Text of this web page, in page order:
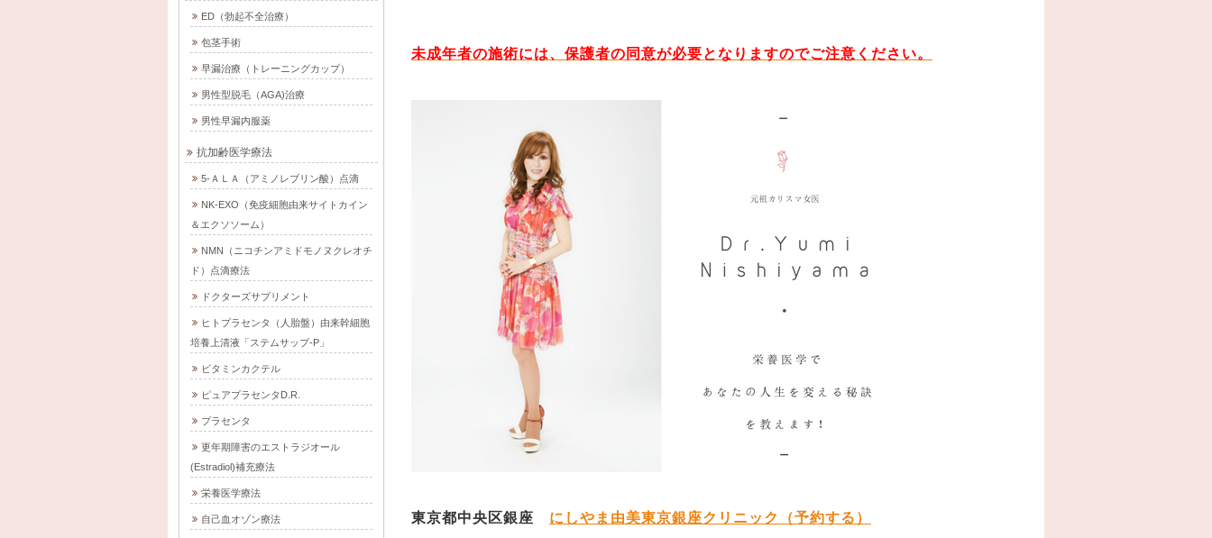
未成年者の施術には、保護者の同意が必要となりますのでご注意ください。
東京都中央区銀座 にしやま由美東京銀座クリニック（予約する）
ED（勃起不全治療）
包茎手術
早漏治療（トレーニングカップ）
男性型脱毛（AGA)治療
男性早漏内服薬
抗加齢医学療法
5-ＡＬＡ（アミノレブリン酸）点滴
NK-EXO（免疫細胞由来サイトカイン
＆エクソソーム）
NMN（ニコチンアミドモノヌクレオチ
ド）点滴療法
ドクターズサプリメント
ヒトプラセンタ（人胎盤）由来幹細胞
培養上清液「ステムサップ-P」
ビタミンカクテル
ピュアプラセンタD.R.
プラセンタ
更年期障害のエストラジオール
(Estradiol)補充療法
栄養医学療法
自己血オゾン療法